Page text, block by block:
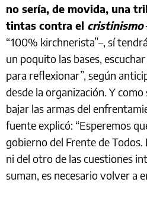
no sería, de movida, una
tintas contra el cristinismo
“100% kirchnerista”–, sí
un poquito las bases,
para reflexionar”, según
desde la organización. Y
bajar las armas del
fuente explicó: “Esperemos
gobierno del Frente de
ni del otro de las cuestiones
suman, es necesario volver a